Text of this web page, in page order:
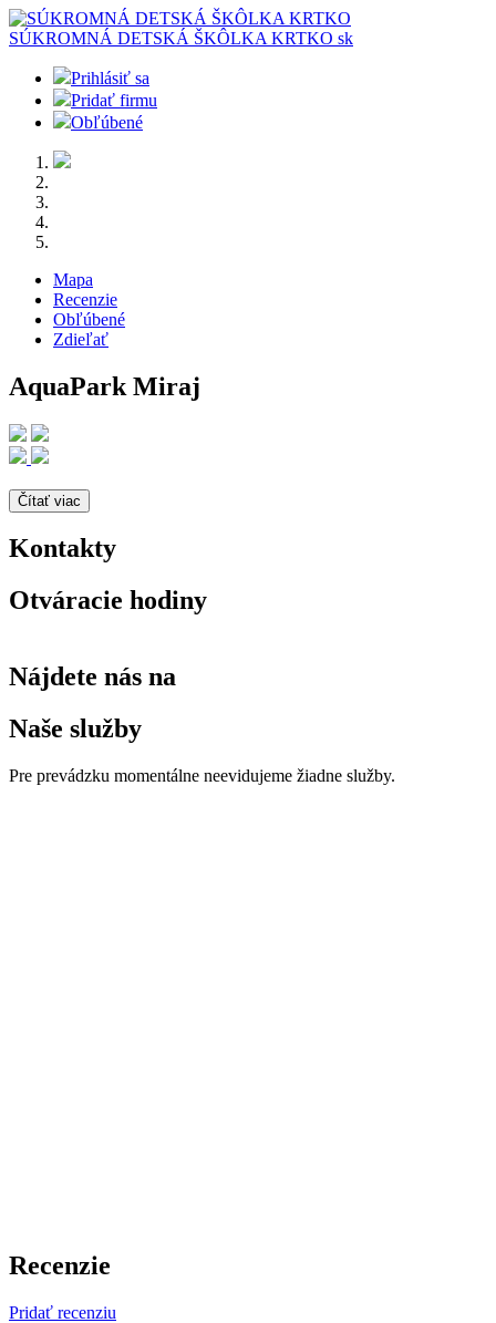
SÚKROMNÁ DETSKÁ ŠKÔLKA KRTKO sk
Prihlásiť sa
Pridať firmu
Obľúbené
Mapa
Recenzie
Obľúbené
Zdieľať
AquaPark Miraj
Čítať viac
Kontakty
Otváracie hodiny
Nájdete nás na
Naše služby
Pre prevádzku momentálne neevidujeme žiadne služby.
Recenzie
Pridať recenziu